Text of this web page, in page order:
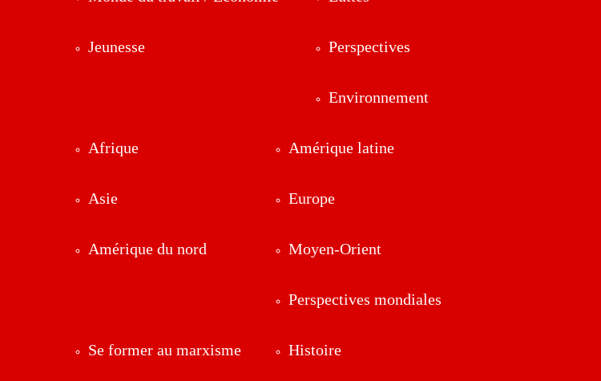
Jeunesse Perspectives
Environnement
Afrique
Asie
Amérique du nord
Amérique latine
Europe
Moyen-Orient
Perspectives mondiales
Se former au marxisme Histoire